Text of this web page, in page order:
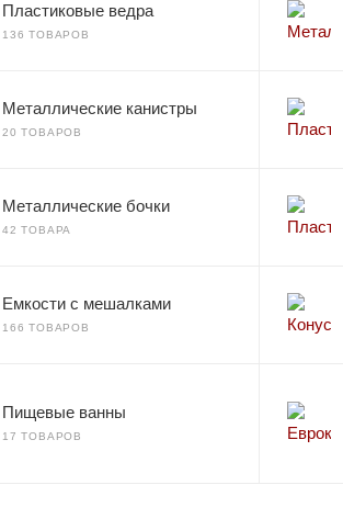
Пластиковые ведра
136 ТОВАРОВ
Металлические канистры
20 ТОВАРОВ
Металлические бочки
42 ТОВАРА
Емкости с мешалками
166 ТОВАРОВ
Пищевые ванны
17 ТОВАРОВ